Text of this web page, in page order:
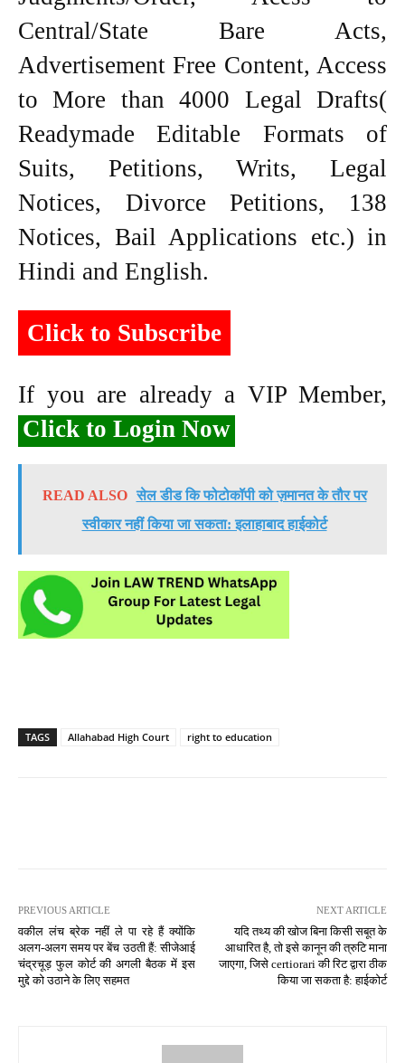
Central/State Bare Acts,
Advertisement Free Content, Access
to More than 4000 Legal Drafts(
Readymade Editable Formats of
Suits, Petitions, Writs, Legal
Notices, Divorce Petitions, 138
Notices, Bail Applications etc.) in
Hindi and English.
Click to Subscribe
If you are already a VIP Member,
Click to Login Now
READ ALSO सेल डीड कि फोटोकॉपी को ज़मानत के तौर पर
स्वीकार नहीं किया जा सकता: इलाहाबाद हाईकोर्ट
TAGS Allahabad High Court right to education
PREVIOUS ARTICLE
वकील लंच ब्रेक नहीं ले पा रहे हैं क्योंकि
अलग-अलग समय पर बेंच उठती हैं: सीजेआई
चंद्रचूड़ फुल कोर्ट की अगली बैठक में इस
मुद्दे को उठाने के लिए सहमत
NEXT ARTICLE
यदि तथ्य की खोज बिना किसी सबूत के
आधारित है, तो इसे कानून की त्रुटि माना
जाएगा, जिसे certiorari की रिट द्वारा ठीक
किया जा सकता है: हाईकोर्ट